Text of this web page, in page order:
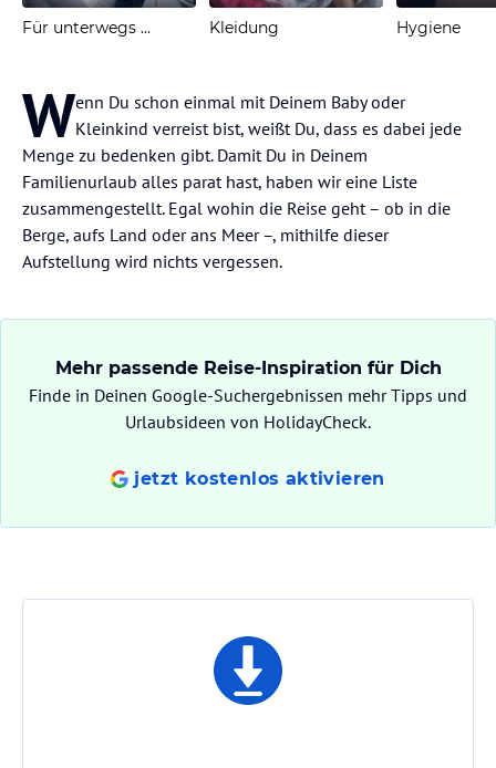
Für unterwegs ... Kleidung Hygiene
Wenn Du schon einmal mit Deinem Baby oder
Kleinkind verreist bist, weißt Du, dass es dabei jede
Menge zu bedenken gibt. Damit Du in Deinem
Familienurlaub alles parat hast, haben wir eine Liste
zusammengestellt. Egal wohin die Reise geht – ob in die
Berge, aufs Land oder ans Meer –, mithilfe dieser
Aufstellung wird nichts vergessen.
Mehr passende Reise-Inspiration für Dich
Finde in Deinen Google-Suchergebnissen mehr Tipps und
Urlaubsideen von HolidayCheck.
jetzt kostenlos aktivieren